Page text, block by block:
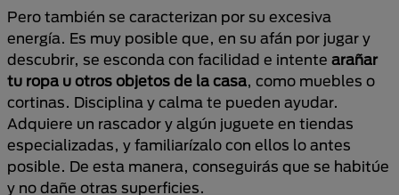
Pero también se caracterizan por su excesiva
energía. Es muy posible que, en su afán por jugar y
descubrir, se esconda con facilidad e intente arañar
tu ropa u otros objetos de la casa, como muebles o
cortinas. Disciplina y calma te pueden ayudar.
Adquiere un rascador y algún juguete en tiendas
especializadas, y familiarízalo con ellos lo antes
posible. De esta manera, conseguirás que se habitúe
y no dañe otras superficies.